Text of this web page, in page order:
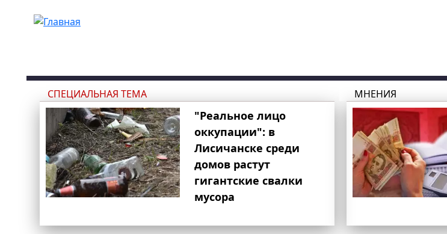
СПЕЦИАЛЬНАЯ ТЕМА
"Реальное лицо
оккупации": в
Лисичанске среди
домов растут
гигантские свалки
мусора
МНЕНИЯ